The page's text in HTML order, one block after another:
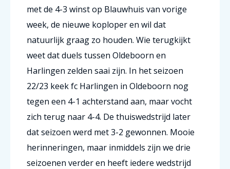
met de 4-3 winst op Blauwhuis van vorige
week, de nieuwe koploper en wil dat
natuurlijk graag zo houden. Wie terugkijkt
weet dat duels tussen Oldeboorn en
Harlingen zelden saai zijn. In het seizoen
22/23 keek fc Harlingen in Oldeboorn nog
tegen een 4-1 achterstand aan, maar vocht
zich terug naar 4-4. De thuiswedstrijd later
dat seizoen werd met 3-2 gewonnen. Mooie
herinneringen, maar inmiddels zijn we drie
seizoenen verder en heeft iedere wedstrijd